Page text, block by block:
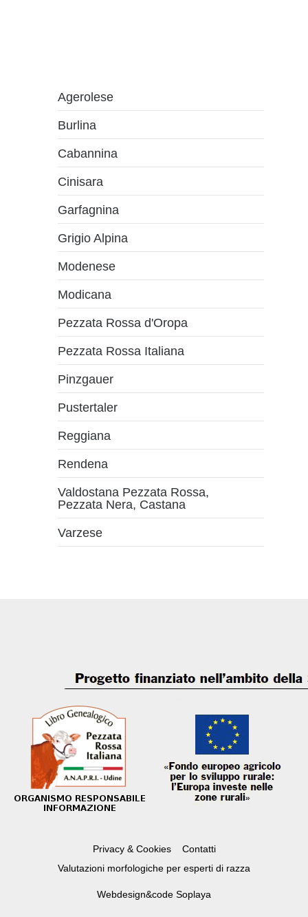
Agerolese
Burlina
Cabannina
Cinisara
Garfagnina
Grigio Alpina
Modenese
Modicana
Pezzata Rossa d'Oropa
Pezzata Rossa Italiana
Pinzgauer
Pustertaler
Reggiana
Rendena
Valdostana Pezzata Rossa,
Pezzata Nera, Castana
Varzese
Privacy & Cookies
Contatti
Valutazioni morfologiche per esperti di razza
Webdesign&code Soplaya